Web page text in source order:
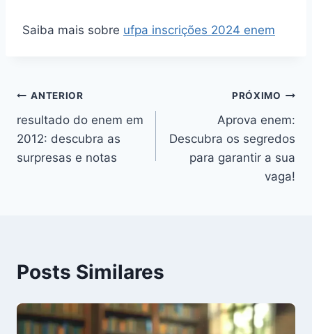
Saiba mais sobre ufpa inscrições 2024 enem
Navegação
de
Post
ANTERIOR
resultado do enem em
2012: descubra as
surpresas e notas
PRÓXIMO
Aprova enem:
Descubra os segredos
para garantir a sua
vaga!
Posts Similares